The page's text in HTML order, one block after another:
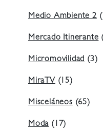
Medio Ambiente 2
Mercado Itinerante
Micromovilidad(3)
MiraTV(15)
Misceláneos(65)
Moda(17)